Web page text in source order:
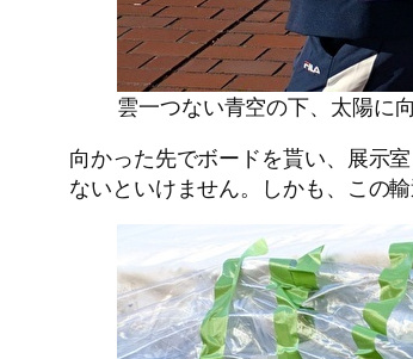
雲一つない青空の下、太陽に
向かった先でボードを貰い、展示
ないといけません。しかも、この